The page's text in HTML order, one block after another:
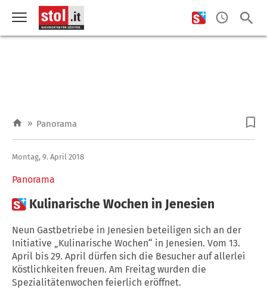
» Panorama
Panorama
Montag, 9. April 2018
 Kulinarische Wochen in Jenesien
Neun Gastbetriebe in Jenesien beteiligen sich an der
Initiative „Kulinarische Wochen“ in Jenesien. Vom 13.
April bis 29. April dürfen sich die Besucher auf allerlei
Köstlichkeiten freuen. Am Freitag wurden die
Spezialitätenwochen feierlich eröffnet.